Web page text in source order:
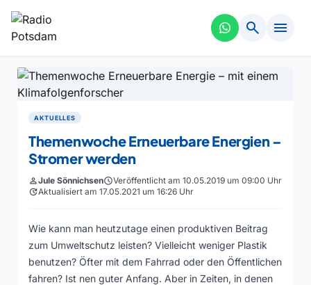
search menu
AKTUELLES
Themenwoche Erneuerbare Energien –
Stromer werden
personJule SönnichsenscheduleVeröffentlicht am 10.05.2019 um 09:00 Uhr
updateAktualisiert am 17.05.2021 um 16:26 Uhr
Wie kann man heutzutage einen produktiven Beitrag
zum Umweltschutz leisten? Vielleicht weniger Plastik
benutzen? Öfter mit dem Fahrrad oder den Öffentlichen
fahren? Ist nen guter Anfang. Aber in Zeiten, in denen